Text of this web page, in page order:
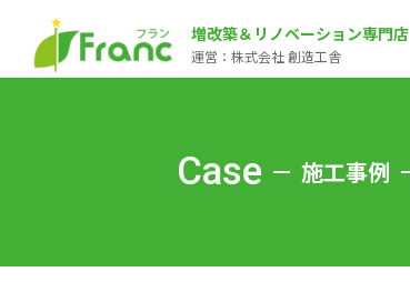
増改築＆リノベーション専門店
運営：株式会社 創造工舎
Case 施工事例